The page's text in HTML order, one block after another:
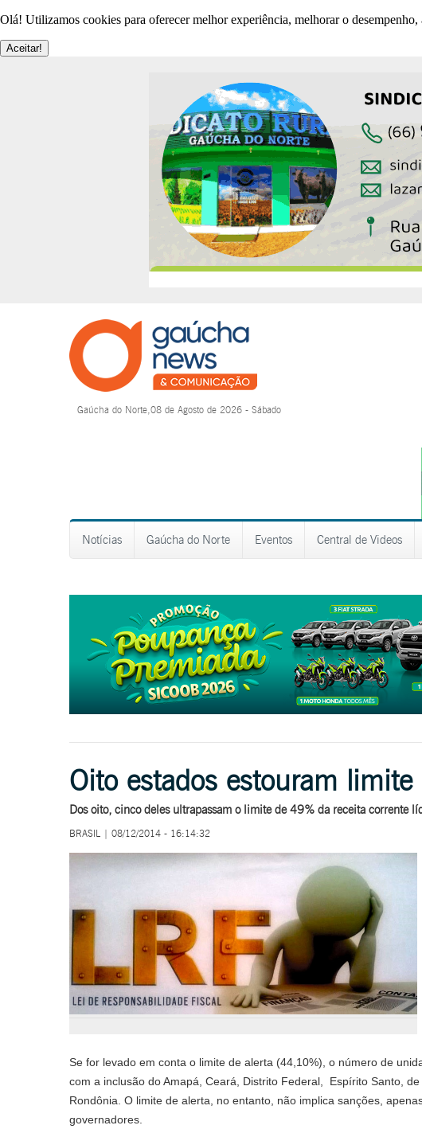
Olá! Utilizamos cookies para oferecer melhor experiência, melhorar o
Aceitar!
Gaúcha do Norte,08 de Agosto de 2026 - Sábado
Notícias Gaúcha do Norte Eventos Central de Videos
Oito estados estouram
Dos oito, cinco deles ultrapassam o limite de 49% da receita corrente
BRASIL | 08/12/2014 - 16:14:32
Se for levado em conta o limite de alerta (44,10%), o número de
com a inclusão do Amapá, Ceará, Distrito Federal, Espírito Santo,
Rondônia. O limite de alerta, no entanto, não implica sanções,
governadores.